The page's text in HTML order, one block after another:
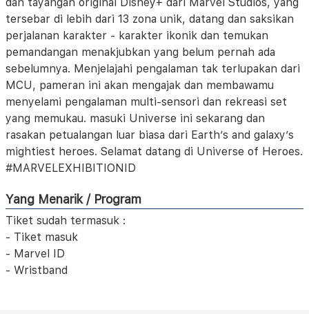
tersebar di lebih dari 13 zona unik, datang dan saksikan
perjalanan karakter - karakter ikonik dan temukan
pemandangan menakjubkan yang belum pernah ada
sebelumnya. Menjelajahi pengalaman tak terlupakan dari
MCU, pameran ini akan mengajak dan membawamu
menyelami pengalaman multi-sensori dan rekreasi set
yang memukau. masuki Universe ini sekarang dan
rasakan petualangan luar biasa dari Earth’s and galaxy’s
mightiest heroes. Selamat datang di Universe of Heroes.
#MARVELEXHIBITIONID
Yang Menarik / Program
Tiket sudah termasuk :
- Tiket masuk
- Marvel ID
- Wristband